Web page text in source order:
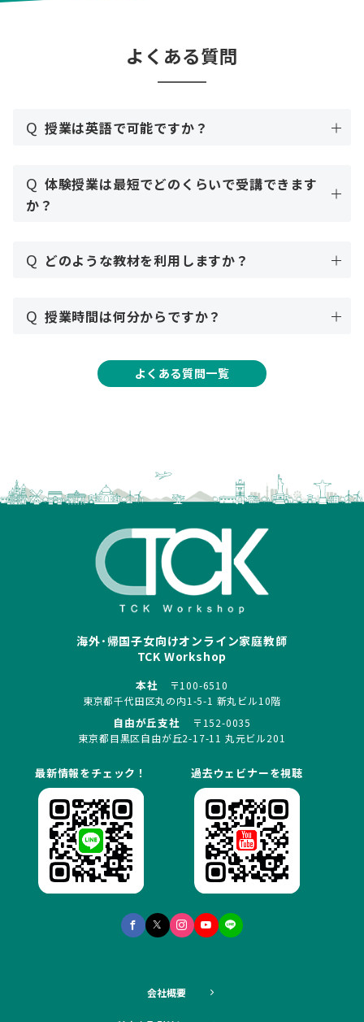
よくある質問
Q 授業は英語で可能ですか？
Q 体験授業は最短でどのくらいで受講できます
か？
Q どのような教材を利用しますか？
Q 授業時間は何分からですか？
よくある質問一覧
海外･帰国子女向けオンライン家庭教師
TCK Workshop
本社
〒100-6510
東京都千代田区丸の内1-5-1 新丸ビル10階
自由が丘支社
〒152-0035
東京都目黒区自由が丘2-17-11 丸元ビル201
最新情報をチェック！ 過去ウェビナーを視聴
会社概要